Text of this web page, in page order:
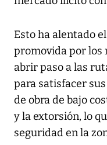
Esto ha alentado
promovida por los
abrir paso a las
para satisfacer
de obra de bajo
y la extorsión, lo
seguridad en la